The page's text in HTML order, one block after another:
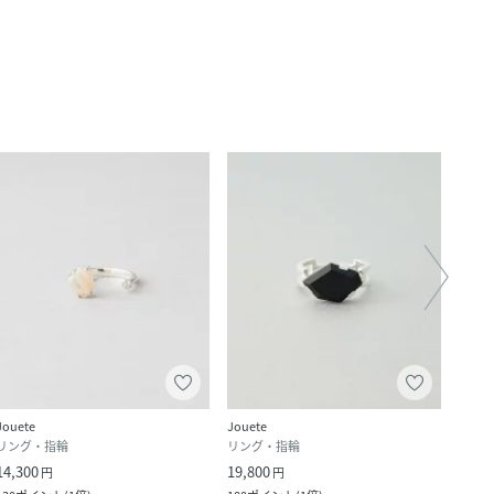
ング・指輪
円
Jouete
リング・指輪
19,800円